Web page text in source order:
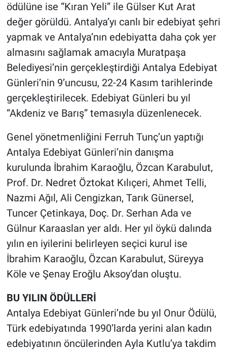
ödülüne ise “Kıran Yeli” ile Gülser Kut Arat
değer görüldü. Antalya’yı canlı bir edebiyat şehri
yapmak ve Antalya’nın edebiyatta daha çok yer
almasını sağlamak amacıyla Muratpaşa
Belediyesi’nin gerçekleştirdiği Antalya Edebiyat
Günleri’nin 9’uncusu, 22-24 Kasım tarihlerinde
gerçekleştirilecek. Edebiyat Günleri bu yıl
“Akdeniz ve Barış” temasıyla düzenlenecek.
Genel yönetmenliğini Ferruh Tunç’un yaptığı
Antalya Edebiyat Günleri’nin danışma
kurulunda İbrahim Karaoğlu, Özcan Karabulut,
Prof. Dr. Nedret Öztokat Kılıçeri, Ahmet Telli,
Nazmi Ağıl, Ali Cengizkan, Tarık Günersel,
Tuncer Çetinkaya, Doç. Dr. Serhan Ada ve
Gülnur Karaaslan yer aldı. Her yıl öykü dalında
yılın en iyilerini belirleyen seçici kurul ise
İbrahim Karaoğlu, Özcan Karabulut, Süreyya
Köle ve Şenay Eroğlu Aksoy’dan oluştu.
BU YILIN ÖDÜLLERİ
Antalya Edebiyat Günleri’nde bu yıl Onur Ödülü,
Türk edebiyatında 1990’larda yerini alan kadın
edebiyatının öncülerinden Ayla Kutlu’ya takdim